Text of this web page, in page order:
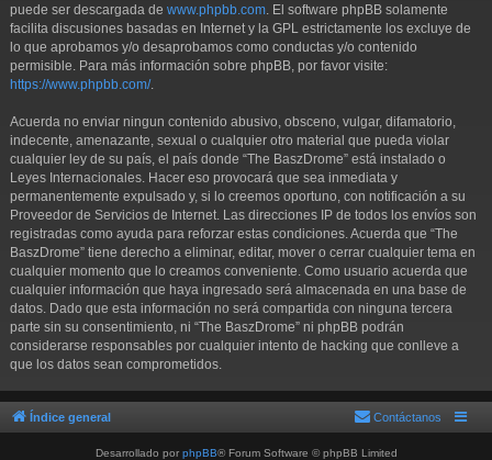
puede ser descargada de www.phpbb.com . El software phpBB solamente
facilita discusiones basadas en Internet y la GPL estrictamente los excluye de
lo que aprobamos y/o desaprobamos como conductas y/o contenido
permisible. Para más información sobre phpBB, por favor visite:
https://www.phpbb.com/.
Acuerda no enviar ningun contenido abusivo, obsceno, vulgar, difamatorio,
indecente, amenazante, sexual o cualquier otro material que pueda violar
cualquier ley de su país, el país donde “The BaszDrome” está instalado o
Leyes Internacionales. Hacer eso provocará que sea inmediata y
permanentemente expulsado y, si lo creemos oportuno, con notificación a su
Proveedor de Servicios de Internet. Las direcciones IP de todos los envíos son
registradas como ayuda para reforzar estas condiciones. Acuerda que “The
BaszDrome” tiene derecho a eliminar, editar, mover o cerrar cualquier tema en
cualquier momento que lo creamos conveniente. Como usuario acuerda que
cualquier información que haya ingresado será almacenada en una base de
datos. Dado que esta información no será compartida con ninguna tercera
parte sin su consentimiento, ni “The BaszDrome” ni phpBB podrán
considerarse responsables por cualquier intento de hacking que conlleve a
que los datos sean comprometidos.
Índice general Contáctanos
Desarrollado por phpBB® Forum Software © phpBB Limited